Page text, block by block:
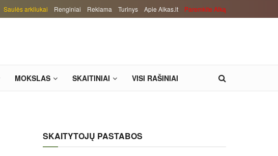
Saulės arkliukai Renginiai Reklama Turinys Apie Alkas.lt Paremkite Alką
MOKSLAS SKAITINIAI VISI RAŠINIAI
SKAITYTOJŲ PASTABOS